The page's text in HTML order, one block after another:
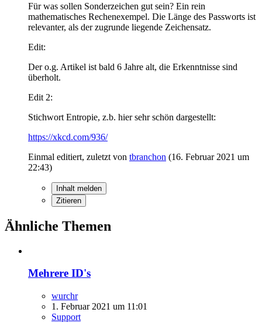
Für was sollen Sonderzeichen gut sein? Ein rein
mathematisches Rechenexempel. Die Länge des Passworts ist
relevanter, als der zugrunde liegende Zeichensatz.
Edit:
Der o.g. Artikel ist bald 6 Jahre alt, die Erkenntnisse sind
überholt.
Edit 2:
Stichwort Entropie, z.b. hier sehr schön dargestellt:
https://xkcd.com/936/
Einmal editiert, zuletzt von tbranchon (16. Februar 2021 um
22:43)
Inhalt melden
Zitieren
Ähnliche Themen
Mehrere ID's
wurchr
1. Februar 2021 um 11:01
Support